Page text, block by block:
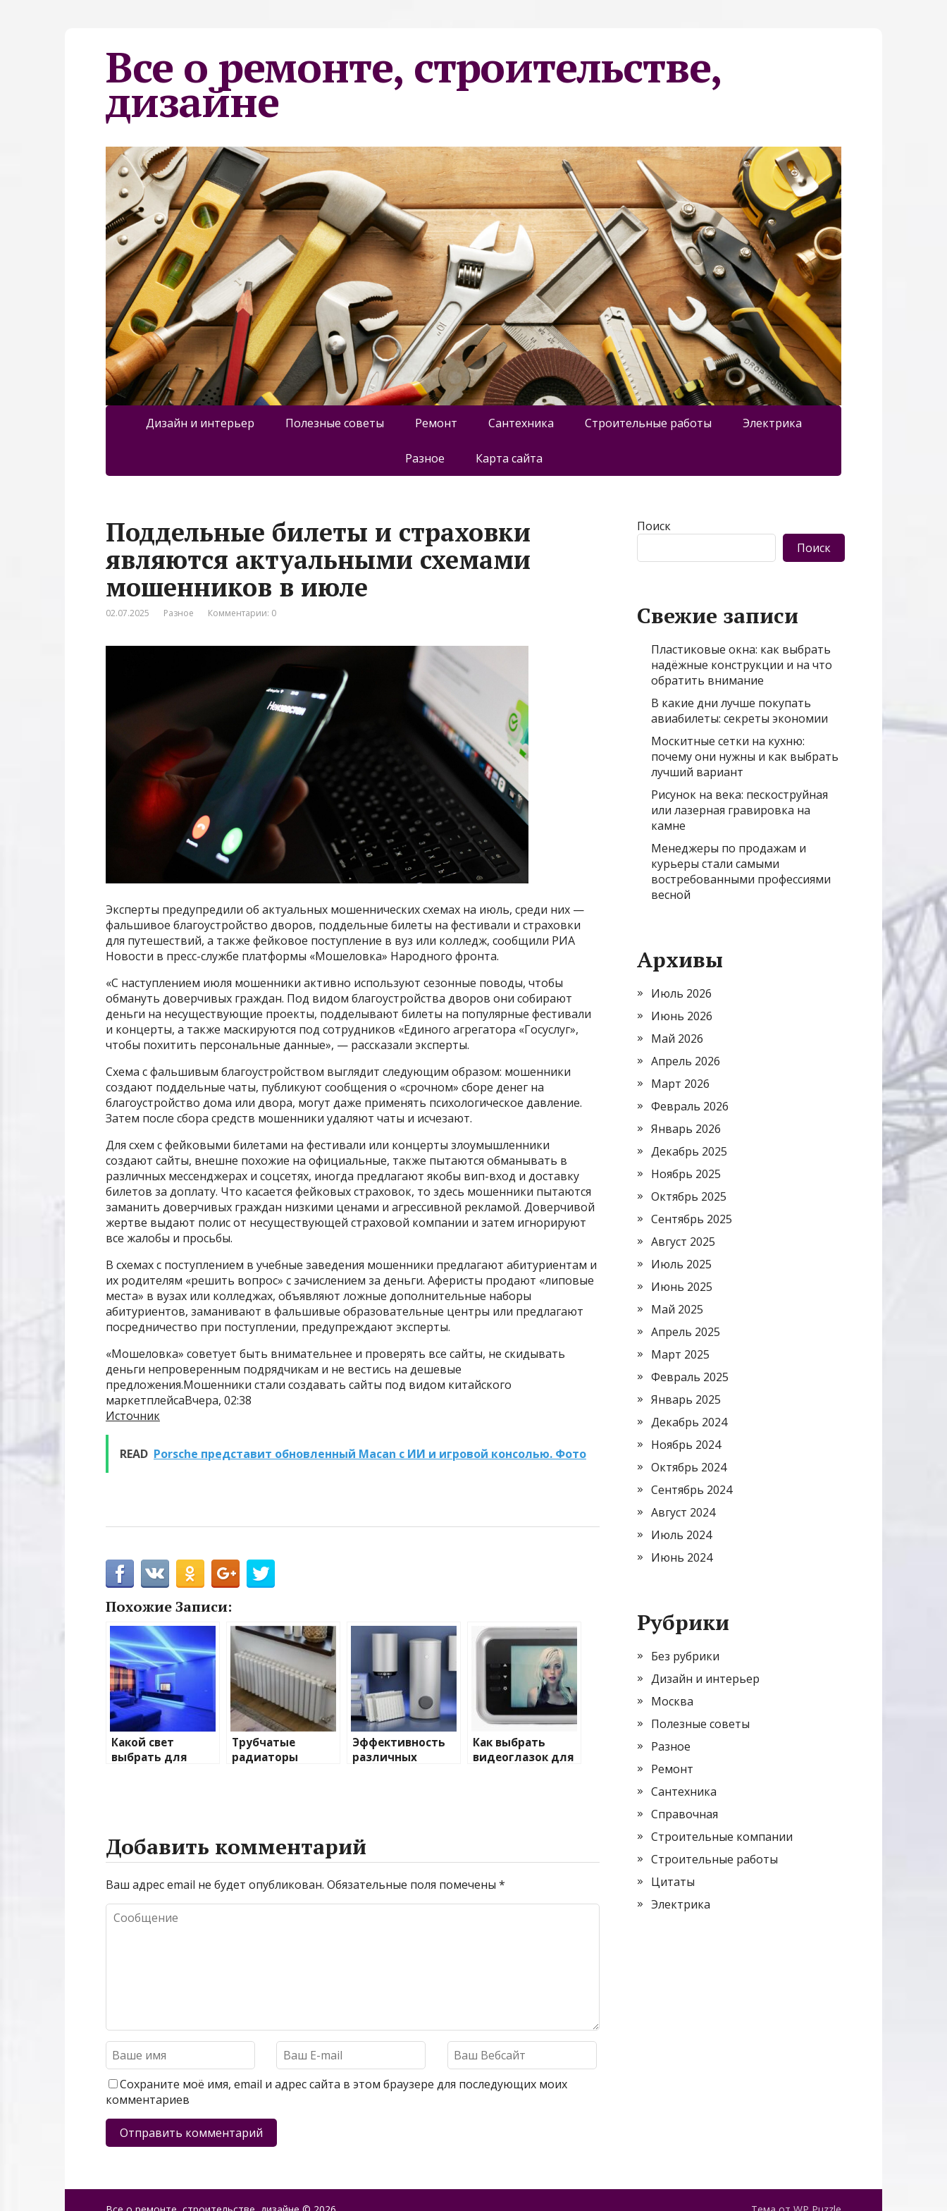
Все о ремонте, строительстве,
дизайне
Дизайн и интерьер Полезные советы Ремонт Сантехника Строительные работы Электрика
Разное Карта сайта
Поддельные билеты и страховки
являются актуальными схемами
мошенников в июле
02.07.2025 Разное Комментарии: 0
Эксперты предупредили об актуальных мошеннических схемах на июль, среди них —
фальшивое благоустройство дворов, поддельные билеты на фестивали и страховки
для путешествий, а также фейковое поступление в вуз или колледж, сообщили РИА
Новости в пресс-службе платформы «Мошеловка» Народного фронта.
«С наступлением июля мошенники активно используют сезонные поводы, чтобы
обмануть доверчивых граждан. Под видом благоустройства дворов они собирают
деньги на несуществующие проекты, подделывают билеты на популярные фестивали
и концерты, а также маскируются под сотрудников «Единого агрегатора «Госуслуг»,
чтобы похитить персональные данные», — рассказали эксперты.
Схема с фальшивым благоустройством выглядит следующим образом: мошенники
создают поддельные чаты, публикуют сообщения о «срочном» сборе денег на
благоустройство дома или двора, могут даже применять психологическое давление.
Затем после сбора средств мошенники удаляют чаты и исчезают.
Для схем с фейковыми билетами на фестивали или концерты злоумышленники
создают сайты, внешне похожие на официальные, также пытаются обманывать в
различных мессенджерах и соцсетях, иногда предлагают якобы вип-вход и доставку
билетов за доплату. Что касается фейковых страховок, то здесь мошенники пытаются
заманить доверчивых граждан низкими ценами и агрессивной рекламой. Доверчивой
жертве выдают полис от несуществующей страховой компании и затем игнорируют
все жалобы и просьбы.
В схемах с поступлением в учебные заведения мошенники предлагают абитуриентам и
их родителям «решить вопрос» с зачислением за деньги. Аферисты продают «липовые
места» в вузах или колледжах, объявляют ложные дополнительные наборы
абитуриентов, заманивают в фальшивые образовательные центры или предлагают
посредничество при поступлении, предупреждают эксперты.
«Мошеловка» советует быть внимательнее и проверять все сайты, не скидывать
деньги непроверенным подрядчикам и не вестись на дешевые
предложения.Мошенники стали создавать сайты под видом китайского
маркетплейсаВчера, 02:38
Источник
READ Porsche представит обновленный Macan с ИИ и игровой консолью. Фото
Похожие Записи:
Какой свет
выбрать для
Трубчатые
радиаторы
Эффективность
различных
Как выбрать
видеоглазок для
Добавить комментарий
Ваш адрес email не будет опубликован. Обязательные поля помечены *
Сохраните моё имя, email и адрес сайта в этом браузере для последующих моих
комментариев
Поиск
Поиск
Свежие записи
Пластиковые окна: как выбрать
надёжные конструкции и на что
обратить внимание
В какие дни лучше покупать
авиабилеты: секреты экономии
Москитные сетки на кухню:
почему они нужны и как выбрать
лучший вариант
Рисунок на века: пескоструйная
или лазерная гравировка на
камне
Менеджеры по продажам и
курьеры стали самыми
востребованными профессиями
весной
Архивы
Июль 2026
Июнь 2026
Май 2026
Апрель 2026
Март 2026
Февраль 2026
Январь 2026
Декабрь 2025
Ноябрь 2025
Октябрь 2025
Сентябрь 2025
Август 2025
Июль 2025
Июнь 2025
Май 2025
Апрель 2025
Март 2025
Февраль 2025
Январь 2025
Декабрь 2024
Ноябрь 2024
Октябрь 2024
Сентябрь 2024
Август 2024
Июль 2024
Июнь 2024
Рубрики
Без рубрики
Дизайн и интерьер
Москва
Полезные советы
Разное
Ремонт
Сантехника
Справочная
Строительные компании
Строительные работы
Цитаты
Электрика